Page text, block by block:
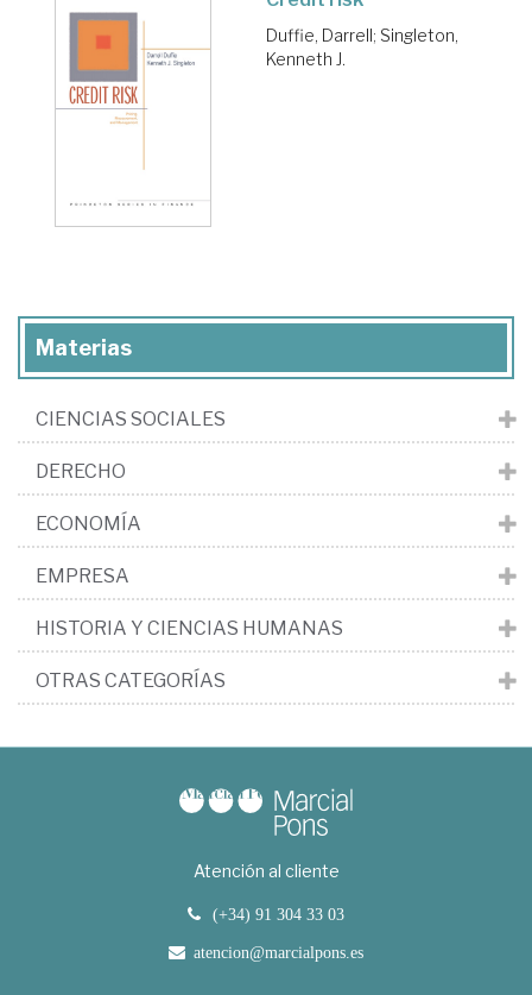
Duffie, Darrell; Singleton,
Kenneth J.
Materias
CIENCIAS SOCIALES
DERECHO
ECONOMÍA
EMPRESA
HISTORIA Y CIENCIAS HUMANAS
OTRAS CATEGORÍAS
Atención al cliente
(+34) 91 304 33 03
atencion@marcialpons.es